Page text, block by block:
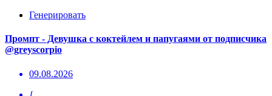
Генерировать
Промпт - Девушка с коктейлем и папугаями от подписчика
@greyscorpio
09.08.2026